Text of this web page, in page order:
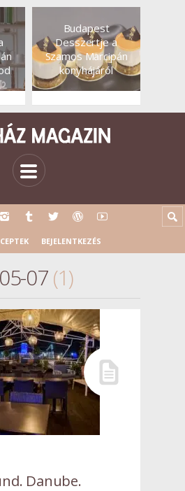
Budapest
Desszertje a
Szamos Marcipán
konyhájáról
BEJELENTKEZÉS
07 1
Danube.